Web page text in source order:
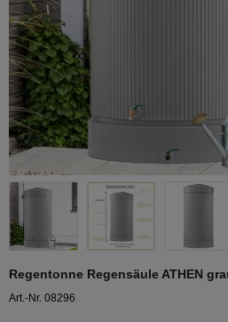
Regentonne Regensäule ATHEN
Art.-Nr. 08296